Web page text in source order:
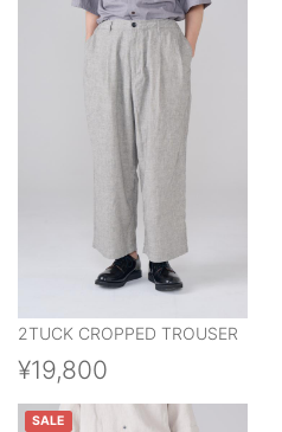
2TUCK CROPPED TROUSER
¥19,800
SALE